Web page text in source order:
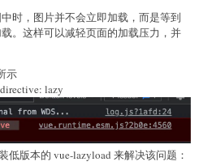
时，图片并不会立即加载，而是等到
。这样可以减轻页面的加载压力，并
示
lazy
低版本的 vue-lazyload 来解决该问题：